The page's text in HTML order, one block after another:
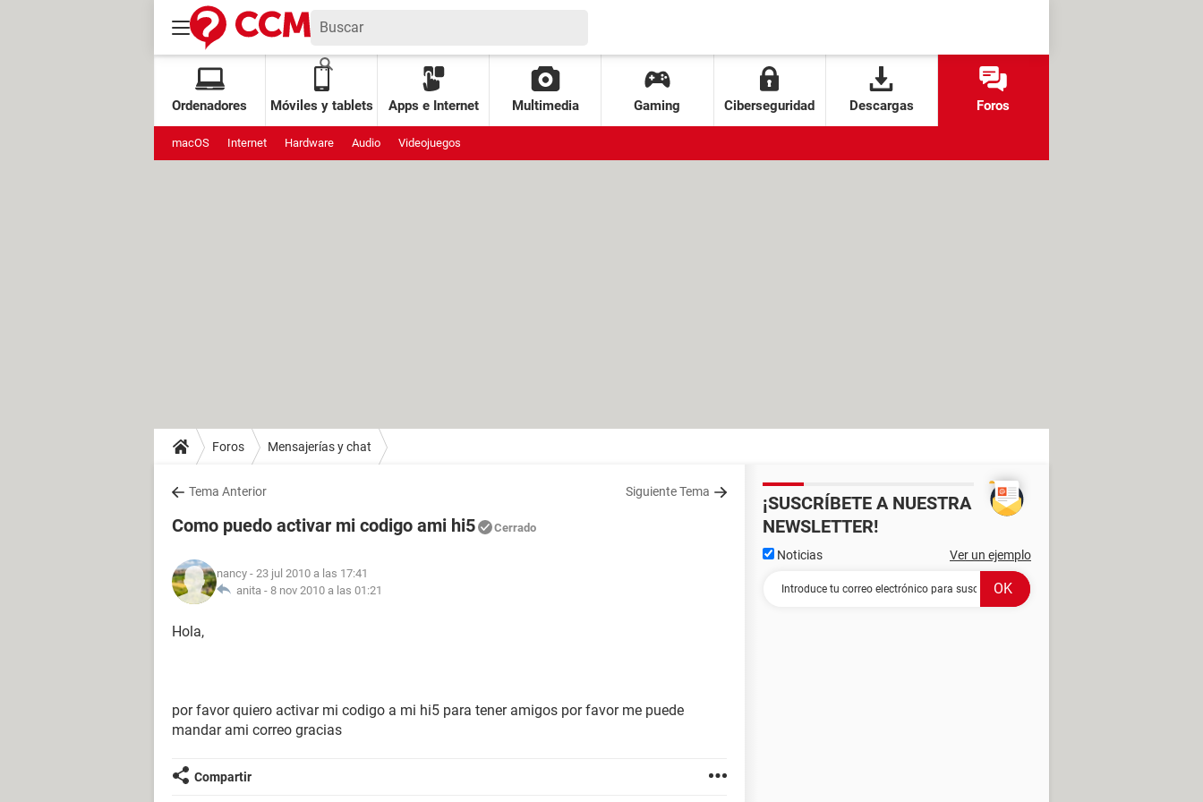
Ordenadores Móviles y tablets Apps e Internet Multimedia Gaming Ciberseguridad Descargas Foros
macOS Internet Hardware Audio Videojuegos
Foros Mensajerías y chat
Tema Anterior Siguiente Tema
Como puedo activar mi codigo ami hi5 Cerrado
nancy - 23 jul 2010 a las 17:41
anita - 8 nov 2010 a las 01:21
Hola,
por favor quiero activar mi codigo a mi hi5 para tener amigos por favor me puede
mandar ami correo gracias
Compartir
¡SUSCRÍBETE A NUESTRA
NEWSLETTER!
Noticias Ver un ejemplo